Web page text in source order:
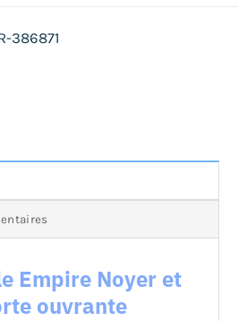
386871
Empire Noyer et
ouvrante